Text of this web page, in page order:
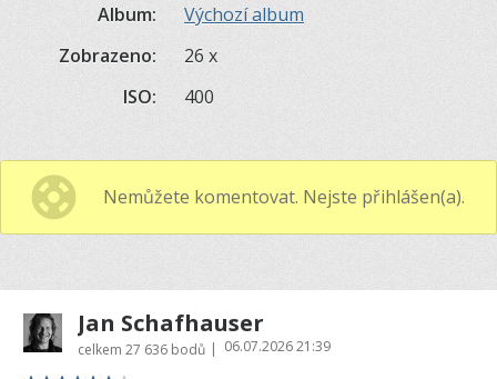
Album:
Výchozí album
Zobrazeno:
26 x
ISO:
400
Nemůžete komentovat. Nejste přihlášen(a).
Jan Schafhauser
celkem 27 636 bodů | 06.07.2026 21:39